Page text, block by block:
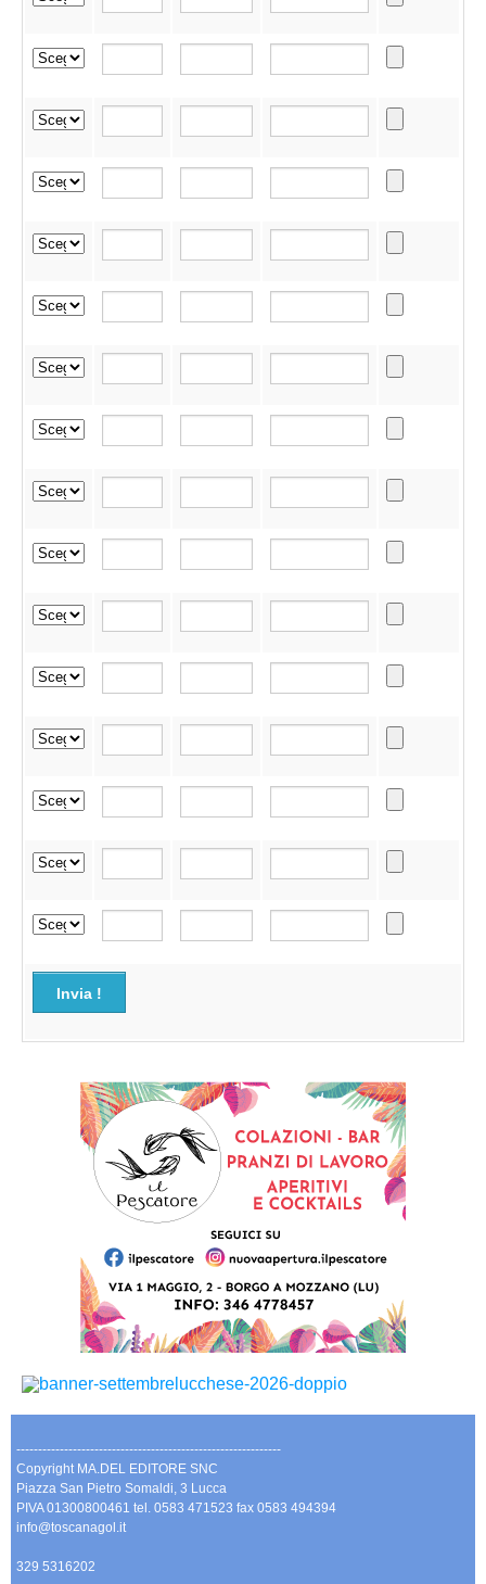
Invia !
-------------------------------------------------------------
Copyright MA.DEL EDITORE SNC
Piazza San Pietro Somaldi, 3 Lucca
PIVA 01300800461 tel. 0583 471523 fax 0583 494394
info@toscanagol.it
329 5316202